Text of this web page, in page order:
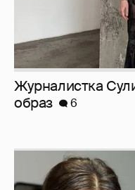
Журналистка
образ
6